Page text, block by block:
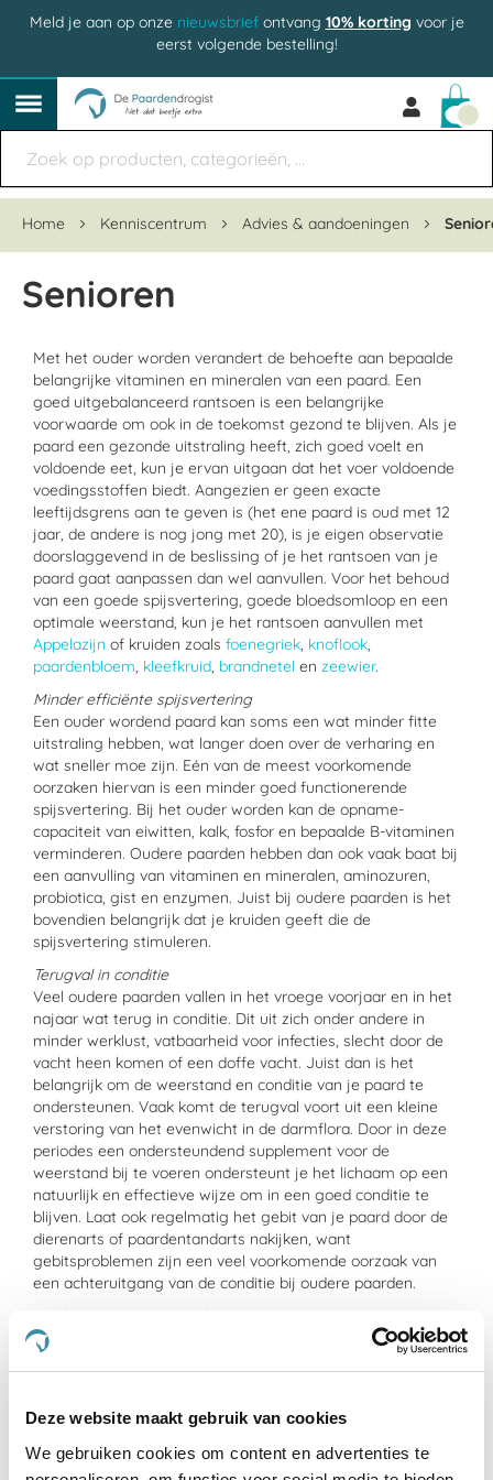
Deze website maakt gebruik van cookies
We gebruiken cookies om content en advertenties te
Meld je aan op onze nieuwsbriefontvang 10% korting voor je
eerst volgende bestelling!
Home Kenniscentrum Advies & aandoeningen
Senioren
Met het ouder worden verandert de behoefte aan bepaalde
belangrijke vitaminen en mineralen van een paard. Een
goed uitgebalanceerd rantsoen is een belangrijke
voorwaarde om ook in de toekomst gezond te blijven. Als je
paard een gezonde uitstraling heeft, zich goed voelt en
voldoende eet, kun je ervan uitgaan dat het voer voldoende
voedingsstoffen biedt. Aangezien er geen exacte
leeftijdsgrens aan te geven is (het ene paard is oud met 12
jaar, de andere is nog jong met 20), is je eigen observatie
doorslaggevend in de beslissing of je het rantsoen van je
paard gaat aanpassen dan wel aanvullen. Voor het behoud
van een goede spijsvertering, goede bloedsomloop en een
optimale weerstand, kun je het rantsoen aanvullen met
Appelazijn of kruiden zoals foenegriek, knoflook,
paardenbloem, kleefkruid, brandnetel en zeewier.
Minder efficiënte spijsvertering
Een ouder wordend paard kan soms een wat minder fitte
uitstraling hebben, wat langer doen over de verharing en
wat sneller moe zijn. Eén van de meest voorkomende
oorzaken hiervan is een minder goed functionerende
spijsvertering. Bij het ouder worden kan de opname-
capaciteit van eiwitten, kalk, fosfor en bepaalde B-vitaminen
verminderen. Oudere paarden hebben dan ook vaak baat bij
een aanvulling van vitaminen en mineralen, aminozuren,
probiotica, gist en enzymen. Juist bij oudere paarden is het
bovendien belangrijk dat je kruiden geeft die de
spijsvertering stimuleren.
Terugval in conditie
Veel oudere paarden vallen in het vroege voorjaar en in het
najaar wat terug in conditie. Dit uit zich onder andere in
minder werklust, vatbaarheid voor infecties, slecht door de
vacht heen komen of een doffe vacht. Juist dan is het
belangrijk om de weerstand en conditie van je paard te
ondersteunen. Vaak komt de terugval voort uit een kleine
verstoring van het evenwicht in de darmflora. Door in deze
periodes een ondersteundend supplement voor de
weerstand bij te voeren ondersteunt je het lichaam op een
natuurlijk en effectieve wijze om in een goed conditie te
blijven. Laat ook regelmatig het gebit van je paard door de
dierenarts of paardentandarts nakijken, want
gebitsproblemen zijn een veel voorkomende oorzaak van
een achteruitgang van de conditie bij oudere paarden.
Vitale spieren en gewrichten
De spierkracht van het ouder wordende paard wordt minder,
het spiervolume neemt af en de gewrichten krijgen met
en stram worden, artrose hebben en/of last hebben van
vochtophoping kunnen erg gebaat zijn bij producten die de
bloedsomloop stimuleren. Een goede doorbloeding is